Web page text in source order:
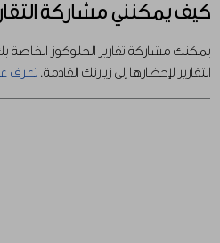
كيف يمكنني مشاركة
يمكنك مشاركة تقارير الجلوكوز
التقارير لإحضارها إلى زيارتك القادمة. تعرف